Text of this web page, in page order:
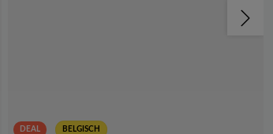
DEAL BELGISCH